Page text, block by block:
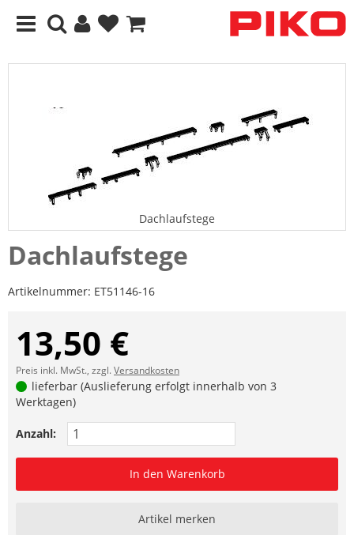
Dachlaufstege
Dachlaufstege
Artikelnummer: ET51146-16
13,50 €
Preis inkl. MwSt., zzgl.Versandkosten
lieferbar (Auslieferung erfolgt innerhalb von 3
Werktagen)
Anzahl:
In den Warenkorb
Artikel merken